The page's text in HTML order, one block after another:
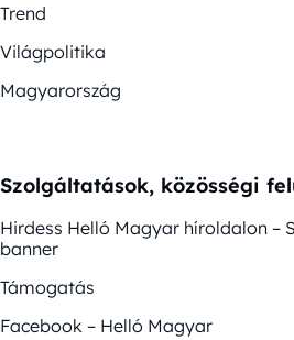
Trend
Világpolitika
Magyarország
Szolgáltatások, közösségi
Hirdess Helló Magyar híroldalon –
banner
Támogatás
Facebook – Helló Magyar